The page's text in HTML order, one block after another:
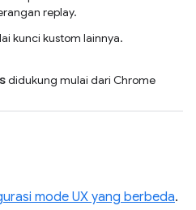
replay.
kunci kustom lainnya.
didukung mulai dari Chrome
mode UX yang berbeda.